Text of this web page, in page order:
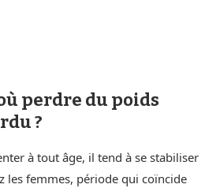
perdre du poids
?
à tout âge, il tend à se stabiliser
les femmes, période qui coïncide